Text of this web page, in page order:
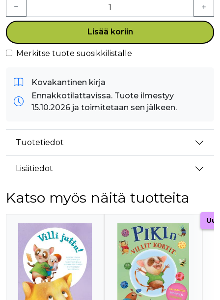
Lisää koriin
Merkitse tuote suosikkilistalle
Kovakantinen kirja
Ennakkotilattavissa. Tuote ilmestyy
15.10.2026 ja toimitetaan sen jälkeen.
Tuotetiedot
Lisätiedot
Katso myös näitä tuotteita
Tuoteluettelon alku